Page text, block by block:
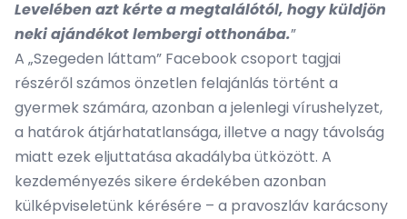
Levelében azt kérte a megtalálótól, hogy küldjön
neki ajándékot lembergi otthonába.”
A „Szegeden láttam” Facebook csoport tagjai
részéről számos önzetlen felajánlás történt a
gyermek számára, azonban a jelenlegi vírushelyzet,
a határok átjárhatatlansága, illetve a nagy távolság
miatt ezek eljuttatása akadályba ütközött. A
kezdeményezés sikere érdekében azonban
külképviseletünk kérésére – a pravoszláv karácsony